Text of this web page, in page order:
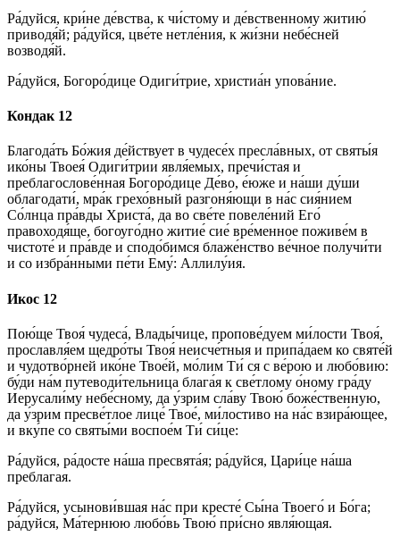
Ра́дуйся, кри́не де́вства, к чи́стому и де́вственному житию́
приводя́й; ра́дуйся, цве́те нетле́ния, к жи́зни небе́сней
возводя́й.
Ра́дуйся, Богоро́дице Одиги́трие, христиа́н упова́ние.
Кондак 12
Благода́ть Бо́жия де́йствует в чудесе́х пресла́вных, от святы́я
ико́ны Твоея́ Одиги́трии явля́емых, пречи́стая и
преблагослове́нная Богоро́дице Де́во, е́юже и на́ши ду́ши
облагодати́, мра́к грехо́вный разгоня́ющи в на́с сия́нием
Со́лнца пра́вды Христа́, да во све́те повеле́ний Его́
правоходя́ще, богоуго́дно житие́ сие́ вре́менное поживе́м в
чистоте́ и пра́вде и сподо́бимся блаже́нство ве́чное получи́ти
и со избра́нными пе́ти Ему́: Аллилу́ия.
Икос 12
Пою́ще Твоя́ чудеса́, Влады́чице, пропове́дуем ми́лости Твоя́,
прославля́ем щедро́ты Твоя́ неисче́тныя и припа́даем ко святе́й
и чудотво́рней ико́не Твое́й, мо́лим Ти́ ся с ве́рою и любо́вию:
бу́ди на́м путеводи́тельница блага́я к све́тлому о́ному гра́ду
Иерусали́му небе́сному, да у́зрим сла́ву Твою́ боже́ственную,
да у́зрим пресве́тлое лице́ Твое́, ми́лостиво на на́с взира́ющее,
и вку́пе со святы́ми воспое́м Ти́ си́це:
Ра́дуйся, ра́досте на́ша пресвята́я; ра́дуйся, Цари́це на́ша
преблагая.
Ра́дуйся, усынови́вшая на́с при кресте́ Сы́на Твоего́ и Бо́га;
ра́дуйся, Ма́тернюю любо́вь Твою́ при́сно явля́ющая.